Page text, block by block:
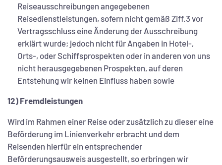
Reiseausschreibungen angegebenen
Reisedienstleistungen, sofern nicht gemäß Ziff.3 vor
Vertragsschluss eine Änderung der Ausschreibung
erklärt wurde; jedoch nicht für Angaben in Hotel-,
Orts-, oder Schiffsprospekten oder in anderen von uns
nicht herausgegebenen Prospekten, auf deren
Entstehung wir keinen Einfluss haben sowie
12) Fremdleistungen
Wird im Rahmen einer Reise oder zusätzlich zu dieser eine
Beförderung im Linienverkehr erbracht und dem
Reisenden hierfür ein entsprechender
Beförderungsausweis ausgestellt, so erbringen wir